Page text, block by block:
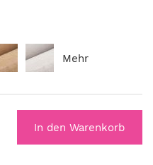
Mehr
In den Warenkorb